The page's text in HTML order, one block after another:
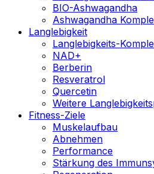
BIO-Ashwagandha
Ashwagandha
Langlebigkeit
Langlebigkeits-
NAD+
Berberin
Resveratrol
Quercetin
Weitere
Fitness-Ziele
Muskelaufbau
Abnehmen
Performance
Stärkung des